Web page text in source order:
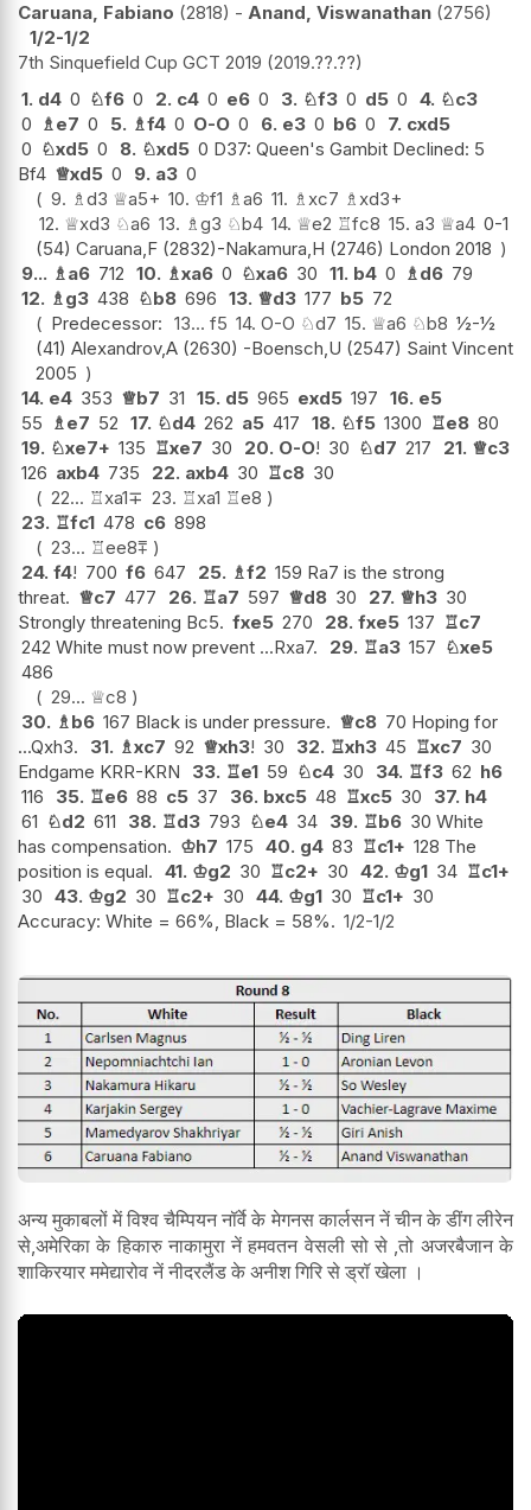
Caruana, Fabiano 2818 - Anand, Viswanathan 2756
1/2-1/2
7th Sinquefield Cup GCT 2019 2019.??.??
1. d4 0 ♘f6 0 2. c4 0 e6 0 3. ♘f3 0 d5 0 4. ♘c3
0 ♗e7 0 5. ♗f4 0 O-O 0 6. e3 0 b6 0 7. cxd5
0 ♘xd5 0 8. ♘xd5 0 D37: Queen's Gambit Declined: 5
Bf4 ♕xd5 0 9. a3 0
9. ♗d3 ♕a5+ 10. ♔f1 ♗a6 11. ♗xc7 ♗xd3+
12. ♕xd3 ♘a6 13. ♗g3 ♘b4 14. ♕e2 ♖fc8 15. a3 ♕a4 0-1
(54) Caruana,F (2832)-Nakamura,H (2746) London 2018
9... ♗a6 712 10. ♗xa6 0 ♘xa6 30 11. b4 0 ♗d6 79
12. ♗g3 438 ♘b8 696 13. ♕d3 177 b5 72
Predecessor: 13... f5 14. O-O ♘d7 15. ♕a6 ♘b8 ½-½
(41) Alexandrov,A (2630) -Boensch,U (2547) Saint Vincent
2005
14. e4 353 ♕b7 31 15. d5 965 exd5 197 16. e5
55 ♗e7 52 17. ♘d4 262 a5 417 18. ♘f5 1300 ♖e8 80
19. ♘xe7+ 135 ♖xe7 30 20. O-O! 30 ♘d7 217 21. ♕c3
126 axb4 735 22. axb4 30 ♖c8 30
22... ♖xa1∓ 23. ♖xa1 ♖e8
23. ♖fc1 478 c6 898
23... ♖ee8⩱
24. f4! 700 f6 647 25. ♗f2 159 Ra7 is the strong
threat. ♕c7 477 26. ♖a7 597 ♕d8 30 27. ♕h3 30
Strongly threatening Bc5. fxe5 270 28. fxe5 137 ♖c7
242 White must now prevent ...Rxa7.
29. ♖a3 157 ♘xe5
486
29... ♕c8
30. ♗b6 167 Black is under pressure. ♕c8 70 Hoping for
...Qxh3.
31. ♗xc7 92 ♕xh3! 30 32. ♖xh3 45 ♖xc7 30
Endgame KRR-KRN
33. ♖e1 59 ♘c4 30 34. ♖f3 62 h6
116
35. ♖e6 88 c5 37 36. bxc5 48 ♖xc5 30 37. h4
61 ♘d2 611 38. ♖d3 793 ♘e4 34 39. ♖b6 30 White
has compensation. ♔h7 175 40. g4 83 ♖c1+ 128 The
position is equal. 41. ♔g2 30 ♖c2+ 30 42. ♔g1 34 ♖c1+
30 43. ♔g2 30 ♖c2+ 30 44. ♔g1 30 ♖c1+ 30
Accuracy: White = 66%, Black = 58%. 1/2-1/2
अन्य मुकाबलों में विश्व चैम्पियन नॉर्वे के मेगनस कार्लसन नें चीन के डींग लीरेन
से,अमेरिका के हिकारु नाकामुरा नें हमवतन वेसली सो से ,तो अजरबैजान के
शाकिरयार ममेद्यारोव नें नीदरलैंड के अनीश गिरि से ड्रॉ खेला ।